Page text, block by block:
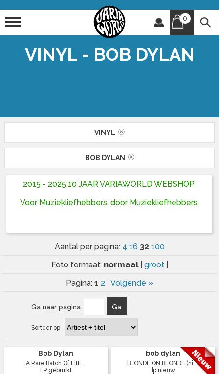
0
VINYL - BOB DYLAN
VINYL
BOB DYLAN
2015 - 2025 10 JAAR VARIAWORLD WEBSHOP
Voor Muziekliefhebbers, door Muziekliefhebbers
Aantal per pagina: 4 16 32 100
Foto formaat: normaal groot
Pagina: 1 2 Volgende »
Ga naar pagina Ga
Sorteer op
Bob Dylan
A Rare Batch Of Litt ...
LP gebruikt
bob dylan
BLONDE ON BLONDE (ni ...
lp nieuw